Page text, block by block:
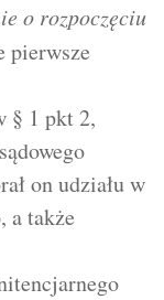
o rozpoczęciu
pierwsze
§ 1 pkt 2,
on udziału w
a także